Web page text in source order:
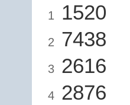
1 1520
2 7438
3 2616
4 2876